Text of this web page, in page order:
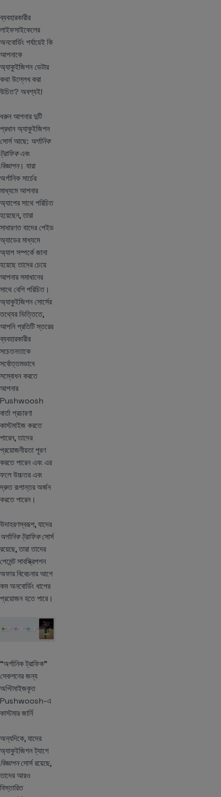
ব্যবহারকারীর
লাইফসাইকেলের
অনবোর্ডিং পর্যায়েই কি
আপনাকে
অ্যাকুইজিশন ডেটার
কথা উল্লেখ করা
উচিত? অবশ্যই!
ধরুন আপনার দুটি
প্রধান অ্যাকুইজিশন
সোর্স আছে: অর্গানিক
ট্রাফিকএবং
বিজ্ঞাপন। যারা
অর্গানিক সার্চের
মাধ্যমে আপনার
অ্যাপের সাথে পরিচিত
হয়েছেন, তারা
সাধারণত যাদের পেইড
অ্যাডের মাধ্যমে
অ্যাপ সম্পর্কে জানা
হয়েছে তাদের চেয়ে
আপনার সমাধানের
সাথে বেশি পরিচিত।
অ্যাকুইজিশন সোর্সের
তথ্যের ভিত্তিতে,
আপনি প্রতিটি স্তরের
ব্যবহারকারীর
সচেতনতাকে
সর্বোত্তমভাবে
সম্বোধন করতে
আপনার
Pushwoosh
বার্তা প্রচারণা
কাস্টমাইজ করতে
পারেন, তাদের
প্রয়োজনীয়তা পূরণ
করতে পারেন এবং এর
ফলে উচ্চতর এবং
দ্রুত রূপান্তর অর্জন
করতে পারেন।
উদাহরণস্বরূপ, যাদের
অর্গানিক ট্রাফিকসোর্স
রয়েছে, তারা তাদের
পেমেন্ট সাবস্ক্রিপশন
অফার বিবেচনার আগে
কম অনবোর্ডিং ধাপের
প্রয়োজন হতে পারে।
“অর্গানিক ট্রাফিক”
সেকশনের জন্য
অপ্টিমাইজকৃত
Pushwoosh-এ
কাস্টমার জার্নি
অন্যদিকে, যাদের
অ্যাকুইজিশন ট্যাগে
বিজ্ঞাপনসোর্স রয়েছে,
তাদের আরও
বিস্তারিত